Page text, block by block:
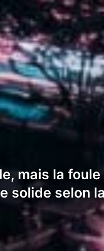
mais la
solide selon